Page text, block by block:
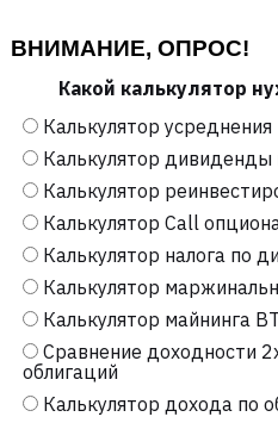
ВНИМАНИЕ, ОПРОС!
Какой калькулятор
Калькулятор усреднения
Калькулятор дивиденды
Калькулятор
Калькулятор Call
Калькулятор налога по
Калькулятор
Калькулятор майнинга
Сравнение доходности
облигаций
Калькулятор дохода по